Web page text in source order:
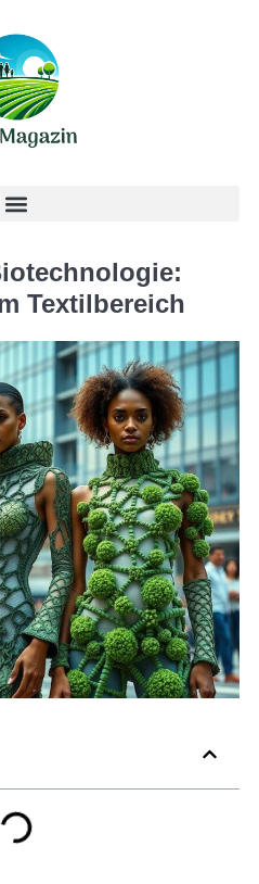
Textilbereich